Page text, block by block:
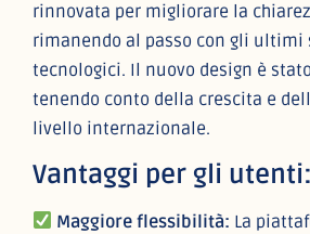
rinnovata per migliorare la
rimanendo al passo con gli ultimi
tecnologici. Il nuovo design è
tenendo conto della crescita e
livello internazionale.
Vantaggi per gli utenti:
Maggiore flessibilità: La